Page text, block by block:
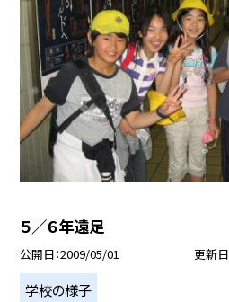
５／６年遠足
公開日 2009/05/01 更新日
学校の様子